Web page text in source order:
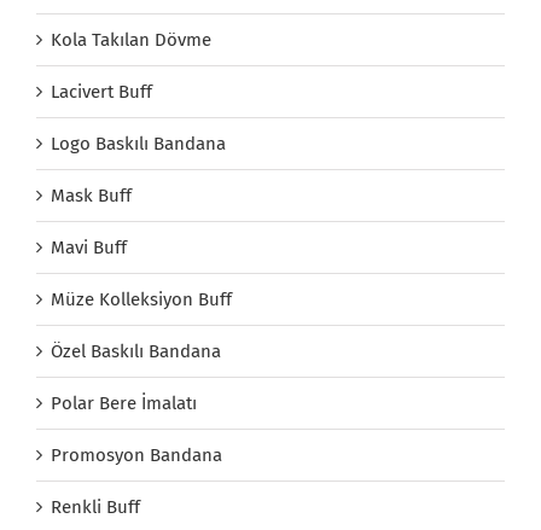
Kola Takılan Dövme
Lacivert Buff
Logo Baskılı Bandana
Mask Buff
Mavi Buff
Müze Kolleksiyon Buff
Özel Baskılı Bandana
Polar Bere İmalatı
Promosyon Bandana
Renkli Buff